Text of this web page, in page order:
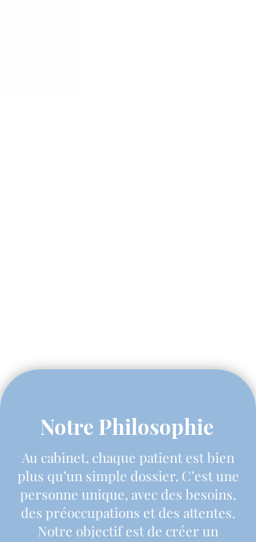
Notre Philosophie
Au cabinet, chaque patient est bien
plus qu’un simple dossier. C’est une
personne unique, avec des besoins,
des préoccupations et des attentes.
Notre objectif est de créer un